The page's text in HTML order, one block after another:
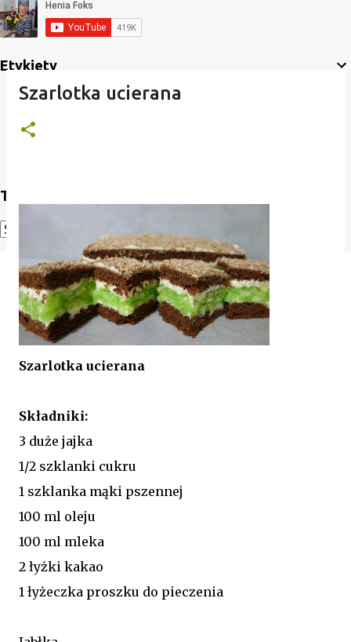
Etykiety
Translate
Translate
Szarlotka ucierana
Szarlotka ucierana
Składniki:
3 duże jajka
1/2 szklanki cukru
1 szklanka mąki pszennej
100 ml oleju
100 ml mleka
2 łyżki kakao
1 łyżeczka proszku do pieczenia